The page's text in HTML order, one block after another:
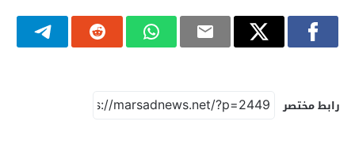
رابط مختصر